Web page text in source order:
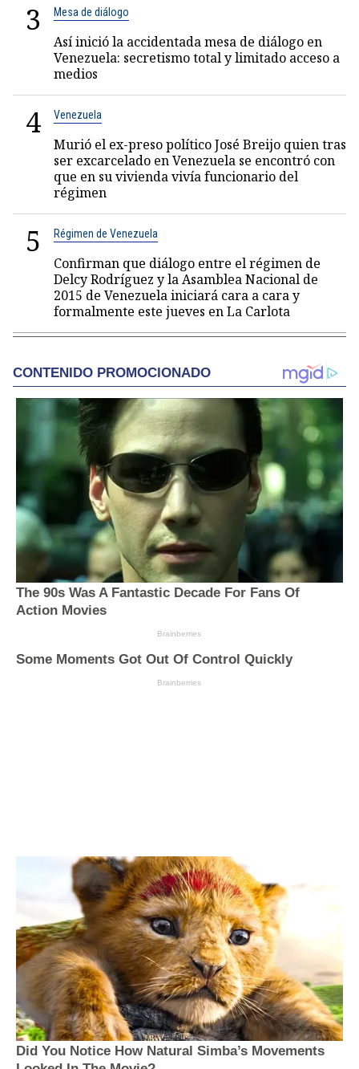
3 Mesa de diálogo
Así inició la accidentada mesa de diálogo en
Venezuela: secretismo total y limitado acceso a
medios
4 Venezuela
Murió el ex-preso político José Breijo quien tras
ser excarcelado en Venezuela se encontró con
que en su vivienda vivía funcionario del
régimen
5 Régimen de Venezuela
Confirman que diálogo entre el régimen de
Delcy Rodríguez y la Asamblea Nacional de
2015 de Venezuela iniciará cara a cara y
formalmente este jueves en La Carlota